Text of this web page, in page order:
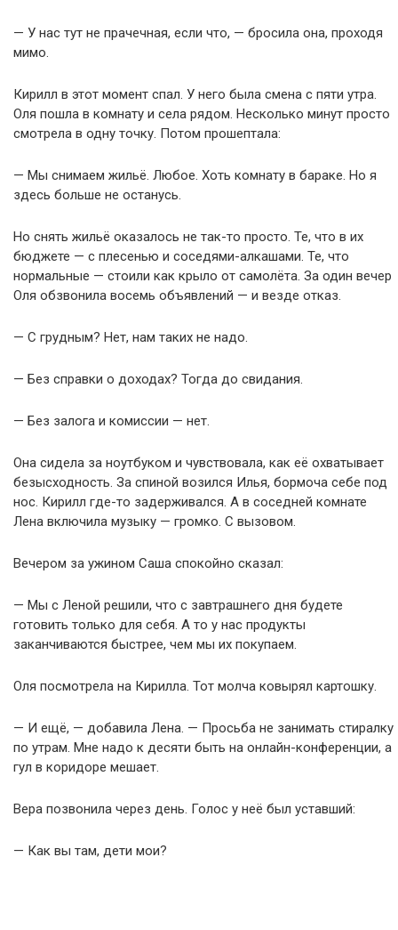
— У нас тут не прачечная, если что, — бросила она, проходя
мимо.
Кирилл в этот момент спал. У него была смена с пяти утра.
Оля пошла в комнату и села рядом. Несколько минут просто
смотрела в одну точку. Потом прошептала:
— Мы снимаем жильё. Любое. Хоть комнату в бараке. Но я
здесь больше не останусь.
Но снять жильё оказалось не так-то просто. Те, что в их
бюджете — с плесенью и соседями-алкашами. Те, что
нормальные — стоили как крыло от самолёта. За один вечер
Оля обзвонила восемь объявлений — и везде отказ.
— С грудным? Нет, нам таких не надо.
— Без справки о доходах? Тогда до свидания.
— Без залога и комиссии — нет.
Она сидела за ноутбуком и чувствовала, как её охватывает
безысходность. За спиной возился Илья, бормоча себе под
нос. Кирилл где-то задерживался. А в соседней комнате
Лена включила музыку — громко. С вызовом.
Вечером за ужином Саша спокойно сказал:
— Мы с Леной решили, что с завтрашнего дня будете
готовить только для себя. А то у нас продукты
заканчиваются быстрее, чем мы их покупаем.
Оля посмотрела на Кирилла. Тот молча ковырял картошку.
— И ещё, — добавила Лена. — Просьба не занимать стиралку
по утрам. Мне надо к десяти быть на онлайн-конференции, а
гул в коридоре мешает.
Вера позвонила через день. Голос у неё был уставший:
— Как вы там, дети мои?